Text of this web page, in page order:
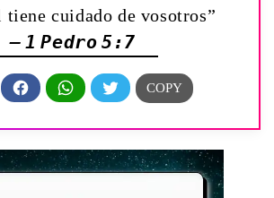
tiene cuidado de vosotros”
— 1 Pedro 5:7